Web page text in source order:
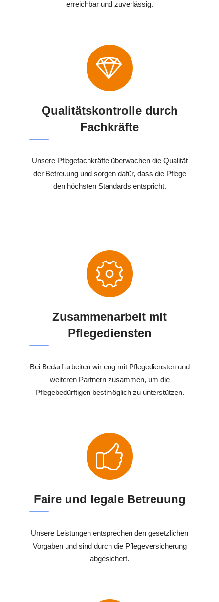
erreichbar und zuverlässig.
Qualitätskontrolle durch
Fachkräfte
Unsere Pflegefachkräfte überwachen die Qualität
der Betreuung und sorgen dafür, dass die Pflege
den höchsten Standards entspricht.
Zusammenarbeit mit
Pflegediensten
Bei Bedarf arbeiten wir eng mit Pflegediensten und
weiteren Partnern zusammen, um die
Pflegebedürftigen bestmöglich zu unterstützen.
Faire und legale Betreuung
Unsere Leistungen entsprechen den gesetzlichen
Vorgaben und sind durch die Pflegeversicherung
abgesichert.